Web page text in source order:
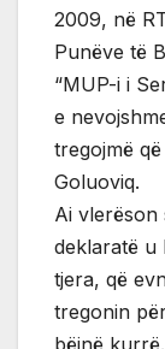
2009, në
Punëve të
“MUP-i i
e
tregojmë
Goluoviq.
Ai vlerëson
deklaratë u
tjera, që
tregonin
bëjnë